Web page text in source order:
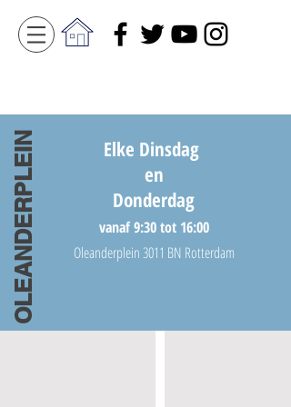
OLEANDERPLEIN
Elke Dinsdag
en
Donderdag
vanaf 9:30 tot 16:00
Oleanderplein 3011 BN Rotterdam